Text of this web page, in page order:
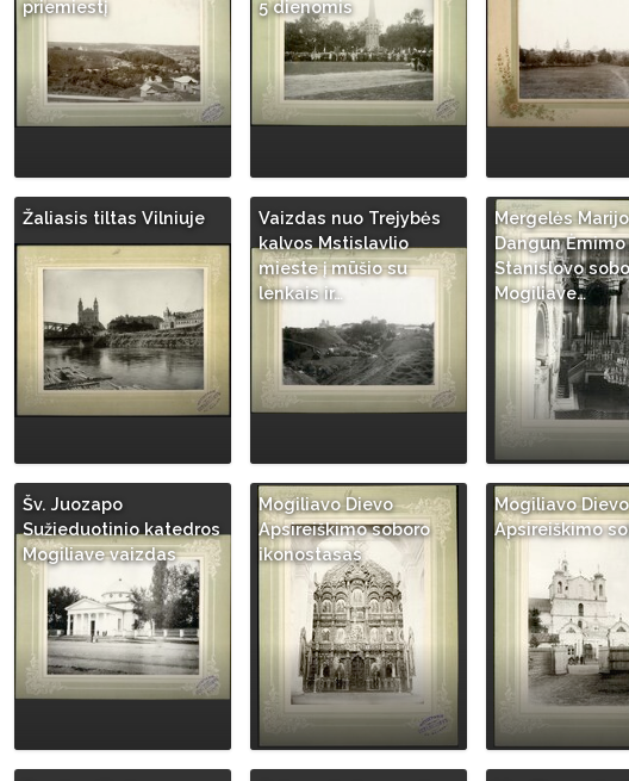
priemiestį
5 dienomis
Žaliasis tiltas Vilniuje
Vaizdas nuo Trejybės
kalvos Mstislavlio
mieste į mūšio su
lenkais ir…
Mergelės
Dangun Ėmimo
Stanislovo
Mogiliave…
Šv. Juozapo
Sužieduotinio katedros
Mogiliave vaizdas
Mogiliavo Dievo
Apsireiškimo soboro
ikonostasas
Mogiliavo Dievo
Apsireiškimo